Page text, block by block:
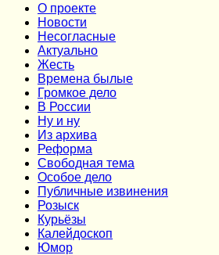
О проекте
Новости
Несогласные
Актуально
Жесть
Времена былые
Громкое дело
В России
Ну и ну
Из архива
Реформа
Cвободная тема
Особое дело
Публичные извинения
Розыск
Курьёзы
Калейдоскоп
Юмор